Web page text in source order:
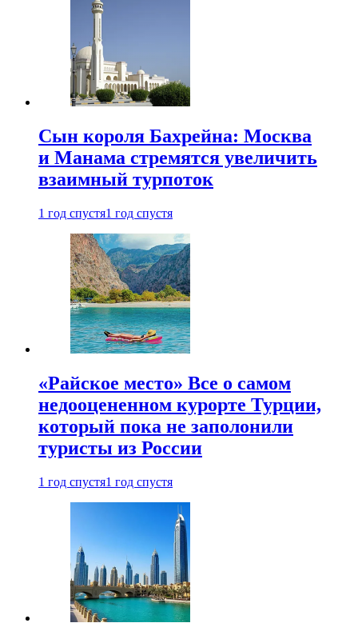
Сын короля Бахрейна: Москва
и Манама стремятся увеличить
взаимный турпоток
1 год спустя1 год спустя
«Райское место» Все о самом
недооцененном курорте Турции,
который пока не заполонили
туристы из России
1 год спустя1 год спустя